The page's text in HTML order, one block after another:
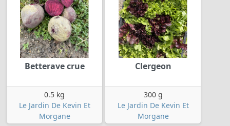
Betterave crue
0.5 kg
Le Jardin De Kevin Et
Morgane
Clergeon
300 g
Le Jardin De Kevin Et
Morgane